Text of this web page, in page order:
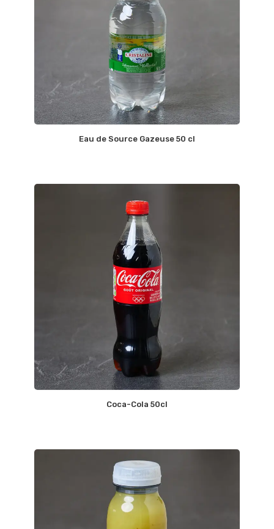
Eau de Source Gazeuse 50 cl
Coca-Cola 50cl